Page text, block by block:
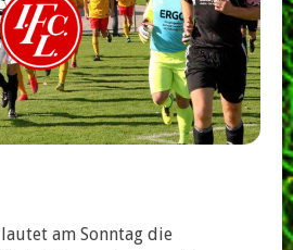
am Sonntag die